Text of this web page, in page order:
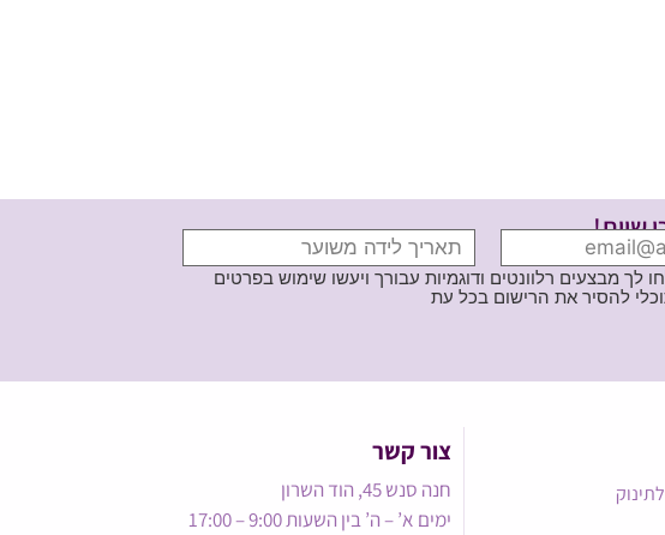
שוות!
לך מבצעים רלוונטים ודוגמיות עבורך ויעשו שימוש בפרטים
צור קשר
חנה סנש 45, הוד השרון
ימים א’ – ה’ בין השעות 9:00 – 17:00